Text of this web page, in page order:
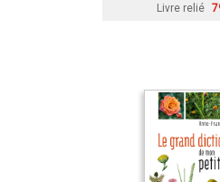
Livre relié